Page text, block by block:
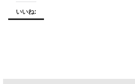
いいね: